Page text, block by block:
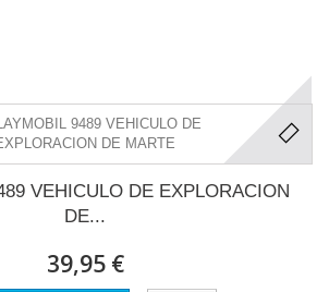
VEHICULO DE EXPLORACION
DE...
39,95 €